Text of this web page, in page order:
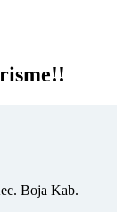
Boja Kab.